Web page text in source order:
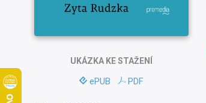
UKÁZKAKE STAŽENÍ
ePUB PDF